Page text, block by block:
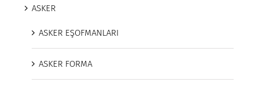
ASKER
ASKER EŞOFMANLARI
ASKER FORMA